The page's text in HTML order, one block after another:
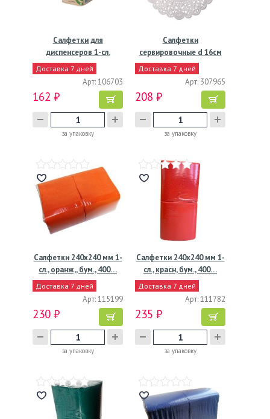
Салфетки для
диспенсеров 1-сл.
240х180 мм,…
Доставка 7 дней
Арт: 106703
162 ₽
за упаковку
Салфетки
сервировочные d 16см
(внутр-10см),…
Доставка 7 дней
Арт: 307965
208 ₽
за упаковку
Салфетки 240х240 мм 1-
сл., оранж,, бум., 400…
Доставка 7 дней
Арт: 115199
230 ₽
за упаковку
Салфетки 240х240 мм 1-
сл., красн, бум., 400…
Доставка 7 дней
Арт: 111782
235 ₽
за упаковку